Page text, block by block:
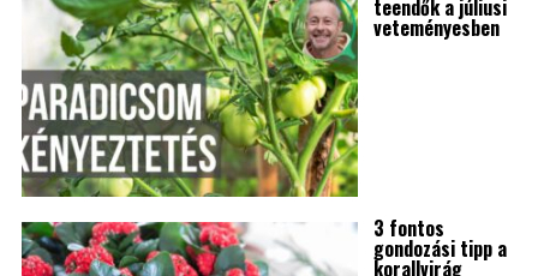
teendők a júliusi
veteményesben
3 fontos
gondozási tipp a
korallvirág